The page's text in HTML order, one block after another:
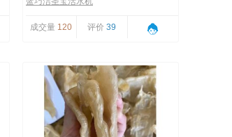
成交量 120 评价39